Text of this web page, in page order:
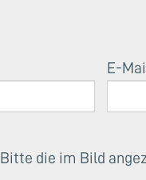
E-
Bitte die im Bild